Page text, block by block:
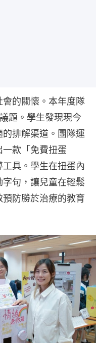
的關懷。本年度隊
題。學生發現現今
排解渠道。團隊運
款「免費扭蛋
具。學生在扭蛋內
句，讓兒童在輕鬆
防勝於治療的教育